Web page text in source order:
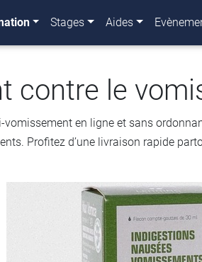
Stages Aides
contre le
en ligne et sans
Profitez d’une livraison rapide